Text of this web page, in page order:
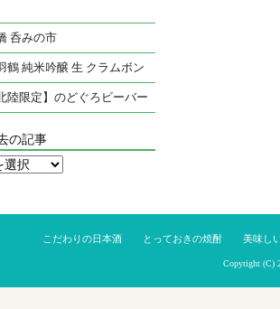
呑みの市
鶴 純米吟醸 生 クラムボン
陸限定】のどぐろビーバー
の記事
こだわりの日本酒 とっておきの焼酎 美味し
Copyright (C)